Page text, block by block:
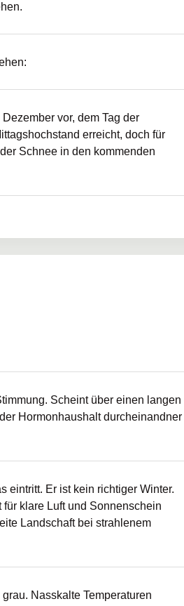
vor, dem Tag der
erreicht, doch für
Schnee in den kommenden
Scheint über einen langen
Hormonhaushalt durcheinandner
eintritt. Er ist kein richtiger Winter.
klare Luft und Sonnenschein
Landschaft bei strahlenem
Nasskalte Temperaturen